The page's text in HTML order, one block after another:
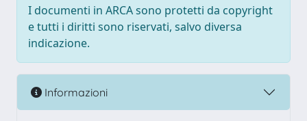
I documenti in ARCA sono protetti da copyright
e tutti i diritti sono riservati, salvo diversa
indicazione.
Informazioni